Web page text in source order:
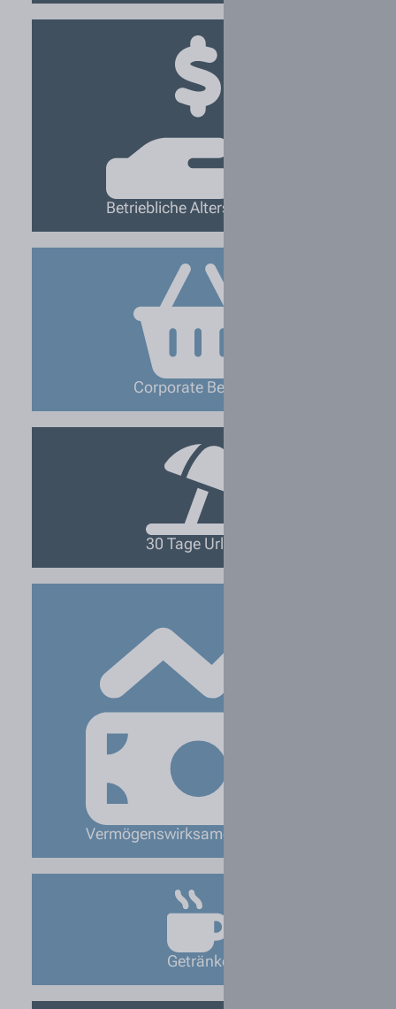
Betriebliche Altersvorsorge
Corporate Benefits
30 Tage Urlaub
Vermögenswirksame Leistungen
Getränke